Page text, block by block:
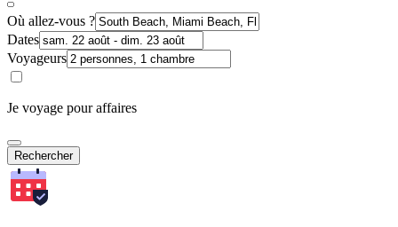
Où allez-vous ?
Dates
Voyageurs
Je voyage pour affaires
Rechercher